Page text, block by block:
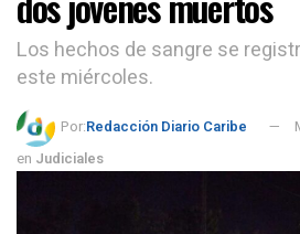
Los hechos de sangre se
este miércoles.
Por:Redacción Diario Caribe
en Judiciales